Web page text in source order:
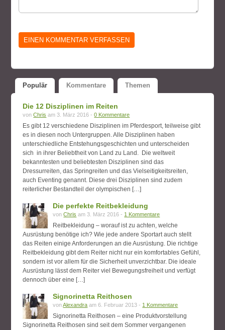
Populär Kommentare Themen
Die 12 Disziplinen im Reiten
vonChris am 3. März 2016 -0 Kommentare
Es gibt 12 verschiedene Disziplinen im Pferdesport, teilweise gibt
es in diesen noch Untergruppen. Alle Disziplinen haben
unterschiedliche Entstehungsgeschichten und unterscheiden
sich in ihrer Beliebtheit von Land zu Land. Die weltweit
bekanntesten und beliebtesten Disziplinen sind das
Dressurreiten, das Springreiten und das Vielseitigkeitsreiten,
auch Eventing genannt. Diese drei Disziplinen sind zudem
reiterlicher Bestandteil der olympischen […]
Die perfekte Reitbekleidung
vonChris am 3. März 2016 - 1 Kommentare
Reitbekleidung – worauf ist zu achten, welche
Ausrüstung benötige ich? Wie jede andere Sportart auch stellt
das Reiten einige Anforderungen an die Ausrüstung. Die richtige
Reitbekleidung gibt dem Reiter nicht nur ein komfortables Gefühl,
sondern ist vor allem für die Sicherheit unverzichtbar. Die ideale
Ausrüstung lässt dem Reiter viel Bewegungsfreiheit und verfügt
dennoch über eine […]
Signorinetta Reithosen
vonAlexandra am 6. Februar 2013 - 1 Kommentare
Signorinetta Reithosen – eine Produktvorstellung
Signorinetta Reithosen sind seit dem Sommer vergangenen